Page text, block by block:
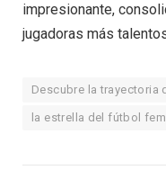
impresionante,
jugadoras más
Descubre la trayectoria
la estrella del fútbol